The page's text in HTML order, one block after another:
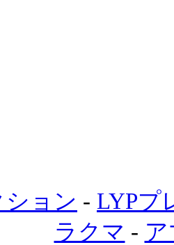
ション - LYPプ
ラクマ -